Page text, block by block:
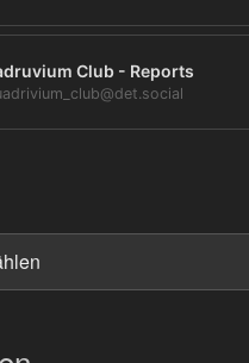
Club - Reports